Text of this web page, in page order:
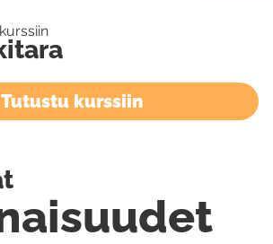
Tutustu kurssiin